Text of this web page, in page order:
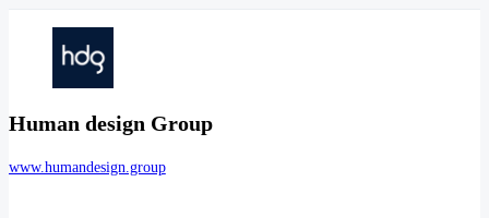
Human design Group
www.humandesign.group